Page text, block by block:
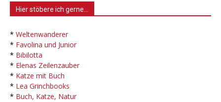
Hier stöbere ich gerne…
* Weltenwanderer
* Favolina und Junior
* Bibilotta
* Elenas Zeilenzauber
* Katze mit Buch
* Lea Grinchbooks
* Buch, Katze, Natur